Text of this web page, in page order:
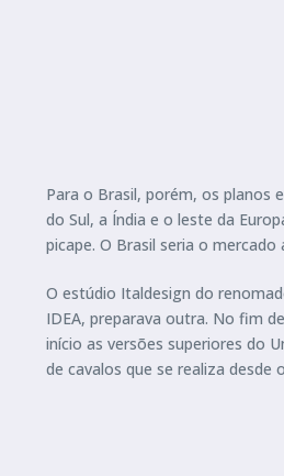
Para o Brasil, porém, os planos
do Sul, a Índia e o leste da
picape. O Brasil seria o mercado
O estúdio Italdesign do
IDEA, preparava outra. No fim
início as versões superiores do
de cavalos que se realiza desde